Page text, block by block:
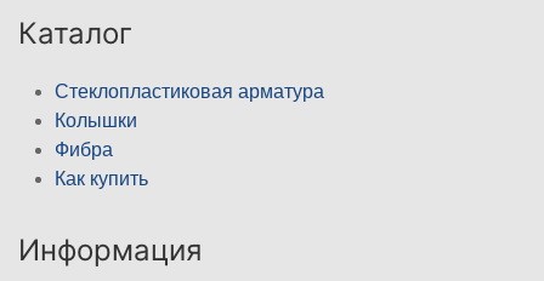
Каталог
Стеклопластиковая арматура
Колышки
Фибра
Как купить
Информация